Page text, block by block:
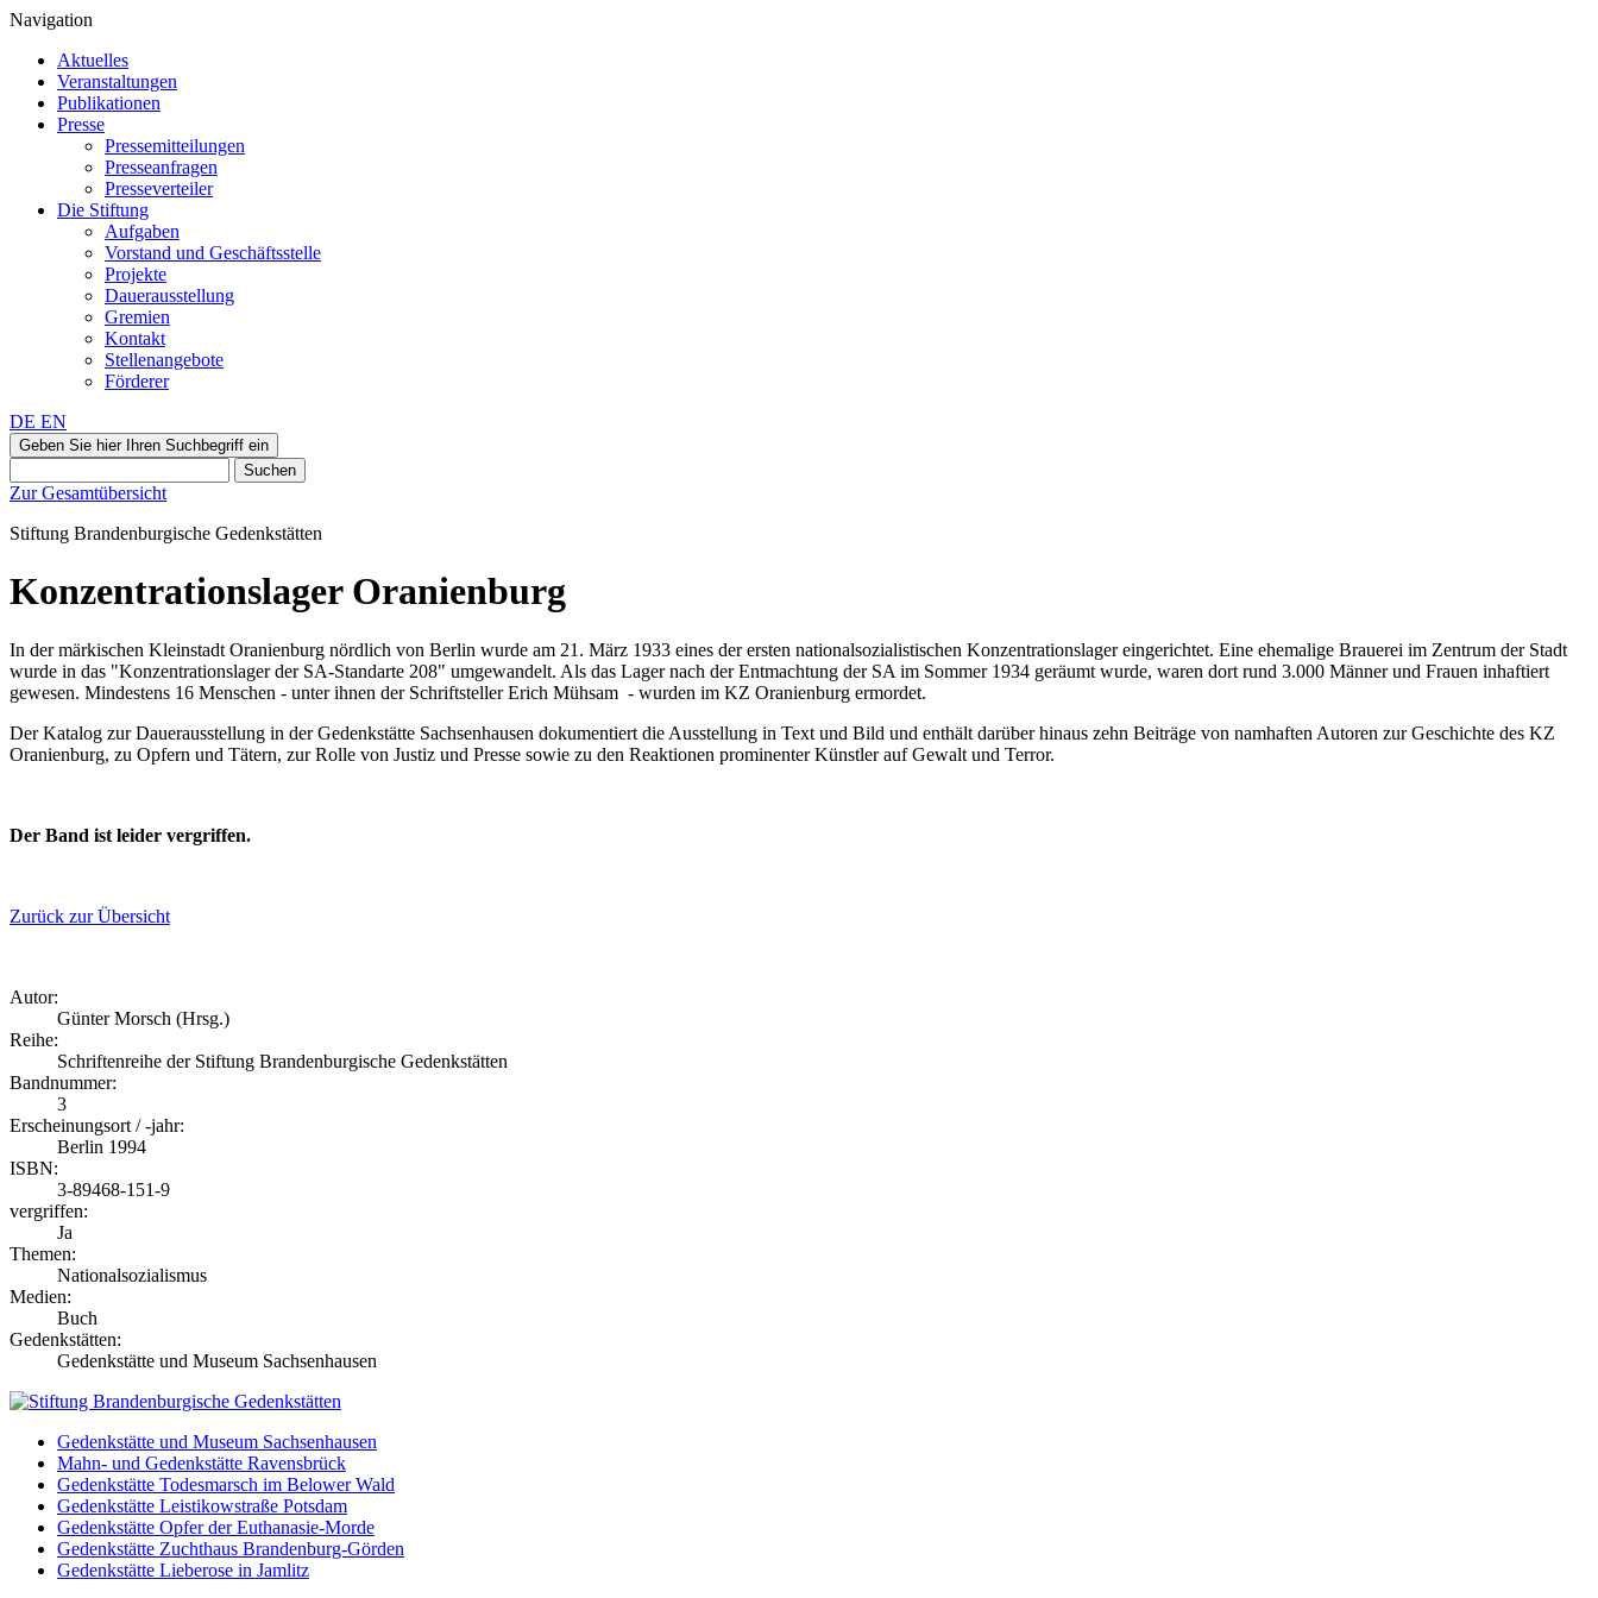
Navigation
Aktuelles
Veranstaltungen
Publikationen
Presse
Pressemitteilungen
Presseanfragen
Presseverteiler
Die Stiftung
Aufgaben
Vorstand und Geschäftsstelle
Projekte
Dauerausstellung
Gremien
Kontakt
Stellenangebote
Förderer
DE EN
Geben Sie hier Ihren Suchbegriff ein
Suchen
Zur Gesamtübersicht
Stiftung Brandenburgische Gedenkstätten
Konzentrationslager Oranienburg
In der märkischen Kleinstadt Oranienburg nördlich von Berlin wurde am 21. März 1933 eines der ersten nationalsozialistischen Konzentrationslager eingerichtet. Eine ehemalige Brauerei im Zentrum der Stadt
wurde in das "Konzentrationslager der SA-Standarte 208" umgewandelt. Als das Lager nach der Entmachtung der SA im Sommer 1934 geräumt wurde, waren dort rund 3.000 Männer und Frauen inhaftiert
gewesen. Mindestens 16 Menschen - unter ihnen der Schriftsteller Erich Mühsam - wurden im KZ Oranienburg ermordet.
Der Katalog zur Dauerausstellung in der Gedenkstätte Sachsenhausen dokumentiert die Ausstellung in Text und Bild und enthält darüber hinaus zehn Beiträge von namhaften Autoren zur Geschichte des KZ
Oranienburg, zu Opfern und Tätern, zur Rolle von Justiz und Presse sowie zu den Reaktionen prominenter Künstler auf Gewalt und Terror.
Der Band ist leider vergriffen.
Zurück zur Übersicht
Autor:
Günter Morsch (Hrsg.)
Reihe:
Schriftenreihe der Stiftung Brandenburgische Gedenkstätten
Bandnummer:
3
Erscheinungsort / -jahr:
Berlin 1994
ISBN:
3-89468-151-9
vergriffen:
Ja
Themen:
Nationalsozialismus
Medien:
Buch
Gedenkstätten:
Gedenkstätte und Museum Sachsenhausen
Gedenkstätte und Museum Sachsenhausen
Mahn- und Gedenkstätte Ravensbrück
Gedenkstätte Todesmarsch im Belower Wald
Gedenkstätte Leistikowstraße Potsdam
Gedenkstätte Opfer der Euthanasie-Morde
Gedenkstätte Zuchthaus Brandenburg-Görden
Gedenkstätte Lieberose in Jamlitz